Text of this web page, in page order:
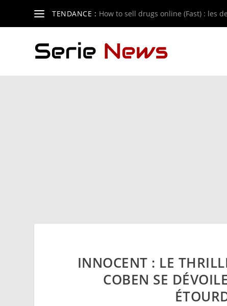
TENDANCE : How to sell drugs online (Fast) : les
INNOCENT : LE
COBEN SE